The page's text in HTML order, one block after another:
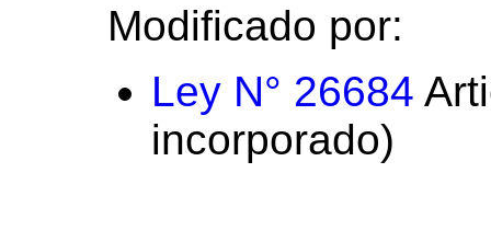
Modificado por:
Ley N° 26684
incorporado)